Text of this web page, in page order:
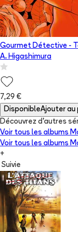
Gourmet Détective -
A. Higashimura
7,29 €
DisponibleAjouter au
Découvrez d'autres
Voir tous les albums
Voir tous les albums
+
Suivie